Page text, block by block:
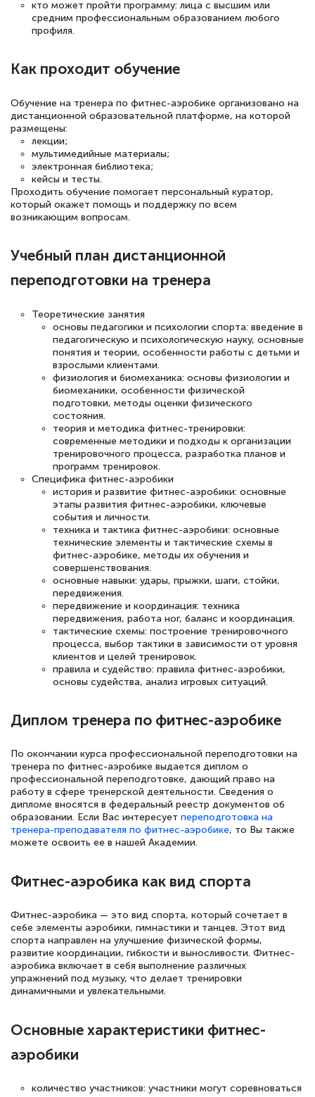
Евгения Коротких
Знаток города 2 уровня
Спасибо большое Академии! Грамотное,
понятно! Проходила повышение
квалификации. Ещё раз - СПАСИБО!
Елена Петрикс
Знаток города 5 уровня
повышени каалификации по
специальности «Тренер-преподаватель
по тяжелой атлетике»! Хочется
подчеркуть, что при обращении
оперативно связались со мной
специалисты, ответили на все
интересующие вопросы и в течении
двух…
Светлана К
Знаток города 7 уровня
10 марта 2026
Оставила заявку на обучение онлайн, мне
быстро ответили, разъяснили все детали.
Обучение понравилось: огромное
количество тематической литературы,
пособий и учебников доступно на время
прохождения курса, удобная система
аттестации, проблем не возникло ни на
кто может пройти программу: лица с высшим или
средним профессиональным образованием любого
профиля.
Как проходит обучение
Обучение на тренера по фитнес-аэробике организовано на
дистанционной образовательной платформе, на которой
размещены:
лекции;
мультимедийные материалы;
электронная библиотека;
кейсы и тесты.
Проходить обучение помогает персональный куратор,
который окажет помощь и поддержку по всем
возникающим вопросам.
Учебный план дистанционной
переподготовки на тренера
Теоретические занятия
основы педагогики и психологии спорта: введение в
педагогическую и психологическую науку, основные
понятия и теории, особенности работы с детьми и
взрослыми клиентами.
физиология и биомеханика: основы физиологии и
биомеханики, особенности физической
подготовки, методы оценки физического
состояния.
теория и методика фитнес-тренировки:
современные методики и подходы к организации
тренировочного процесса, разработка планов и
программ тренировок.
Специфика фитнес-аэробики
история и развитие фитнес-аэробики: основные
этапы развития фитнес-аэробики, ключевые
события и личности.
техника и тактика фитнес-аэробики: основные
технические элементы и тактические схемы в
фитнес-аэробике, методы их обучения и
совершенствования.
основные навыки: удары, прыжки, шаги, стойки,
передвижения.
передвижение и координация: техника
передвижения, работа ног, баланс и координация.
тактические схемы: построение тренировочного
процесса, выбор тактики в зависимости от уровня
клиентов и целей тренировок.
правила и судейство: правила фитнес-аэробики,
основы судейства, анализ игровых ситуаций.
Диплом тренера по фитнес-аэробике
По окончании курса профессиональной переподготовки на
тренера по фитнес-аэробике выдается диплом о
профессиональной переподготовке, дающий право на
работу в сфере тренерской деятельности. Сведения о
дипломе вносятся в федеральный реестр документов об
образовании. Если Вас интересует переподготовка на
тренера-преподавателя по фитнес-аэробике, то Вы также
можете освоить ее в нашей Академии.
Фитнес-аэробика как вид спорта
Фитнес-аэробика — это вид спорта, который сочетает в
себе элементы аэробики, гимнастики и танцев. Этот вид
спорта направлен на улучшение физической формы,
развитие координации, гибкости и выносливости. Фитнес-
аэробика включает в себя выполнение различных
упражнений под музыку, что делает тренировки
динамичными и увлекательными.
Основные характеристики фитнес-
аэробики
количество участников: участники могут соревноваться